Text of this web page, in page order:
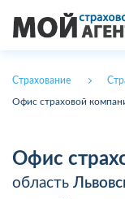
Страхование
Офис страховой
Офис
область